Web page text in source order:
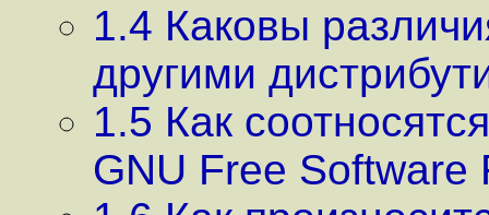
1.4 Каковы
другими
1.5 Как
GNU Free Software